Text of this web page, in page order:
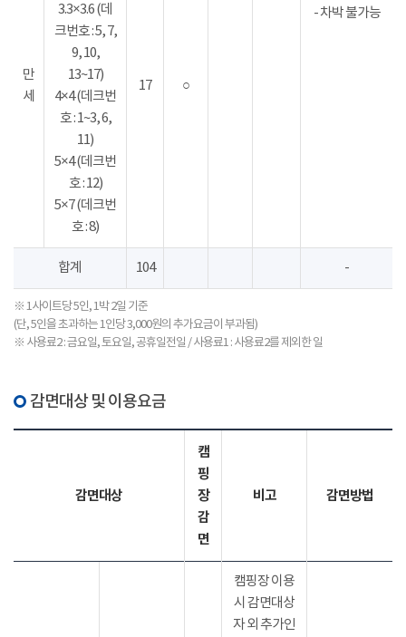
- 차박 불가능
만
세
3.3×3.6 (데
크번호 : 5, 7,
9, 10,
13~17)
4×4 (데크번
호 : 1~3, 6,
11)
5×4 (데크번
호 : 12)
5×7 (데크번
호 : 8)
17 ○
합계 104 -
※ 1사이트당 5인, 1박 2일 기준
(단, 5인을 초과하는 1인당 3,000원의 추가요금이 부과됨)
※ 사용료2 : 금요일, 토요일, 공휴일전일 / 사용료1 : 사용료2를 제외한 일
감면대상 및 이용요금
감면대상
캠
핑
장
감
면
비고 감면방법
캠핑장 이용
시 감면대상
자 외 추가인